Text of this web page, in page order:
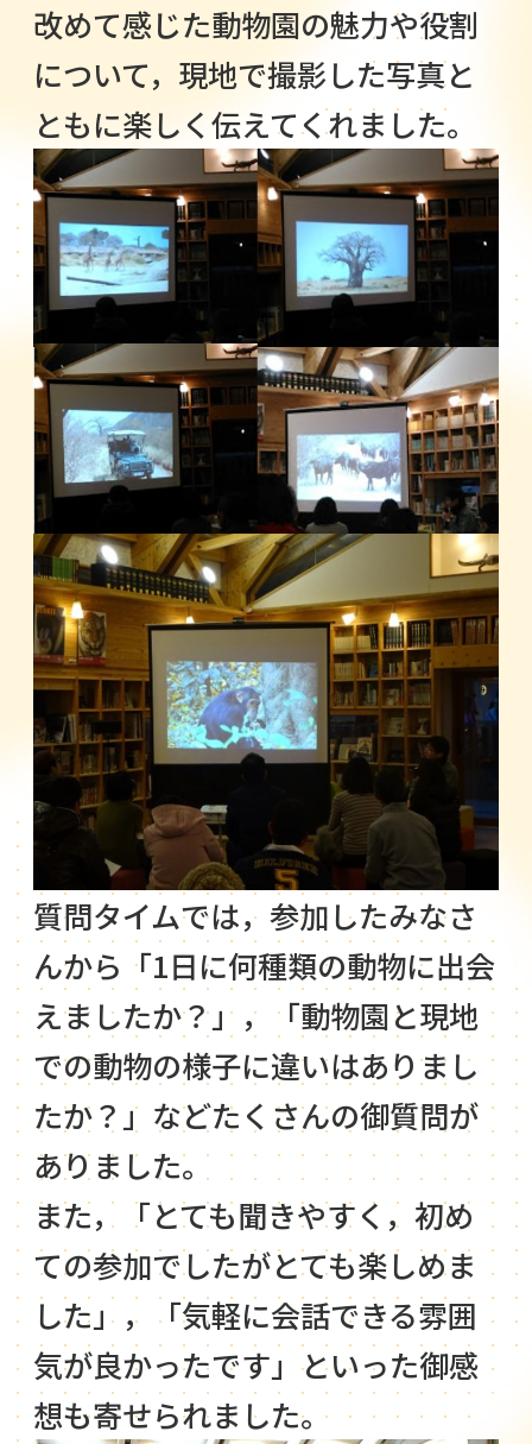
改めて感じた動物園の魅力や役割
について，現地で撮影した写真と
ともに楽しく伝えてくれました。
質問タイムでは，参加したみなさ
んから「1日に何種類の動物に出会
えましたか？」，「動物園と現地
での動物の様子に違いはありまし
たか？」などたくさんの御質問が
ありました。
また，「とても聞きやすく，初め
ての参加でしたがとても楽しめま
した」，「気軽に会話できる雰囲
気が良かったです」といった御感
想も寄せられました。